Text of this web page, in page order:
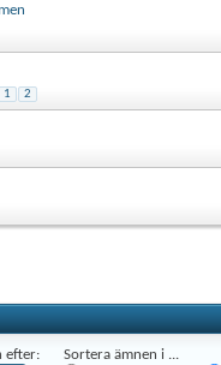
1 2
efter:
Sortera ämnen i ...